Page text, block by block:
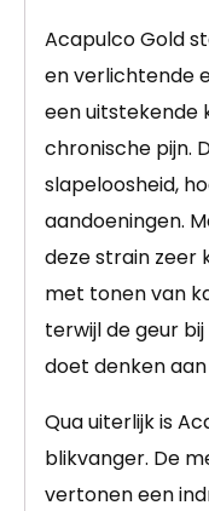
Acapulco Gold
en verlichtende
een uitstekende
chronische pijn.
slapeloosheid,
aandoeningen.
deze strain zeer
met tonen van
terwijl de geur
doet denken
Qua uiterlijk is
blikvanger. De
vertonen een